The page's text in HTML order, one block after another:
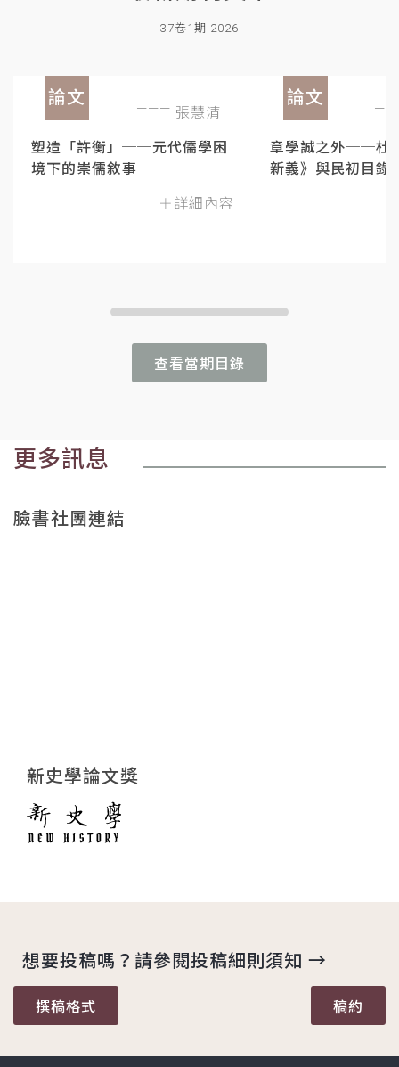
37卷1期 2026
論文
張慧清
塑造「許衡」──元代儒學困
境下的崇儒敘事
＋詳細內容
論文
章學誠之外──杜
新義》與民初目錄
查看當期目錄
更多訊息
臉書社團連結
新史學論文獎
想要投稿嗎？請參閱投稿細則須知 →
撰稿格式 稿約